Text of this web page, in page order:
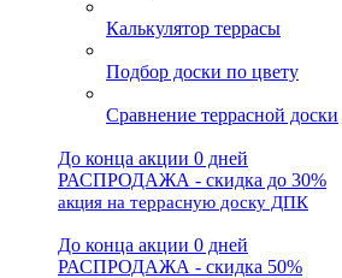
Калькулятор террасы
Подбор доски по цвету
Сравнение террасной доски
До конца акции 0 дней
РАСПРОДАЖА - скидка до 30%
акция на террасную доску ДПК
До конца акции 0 дней
РАСПРОДАЖА - скидка 50%